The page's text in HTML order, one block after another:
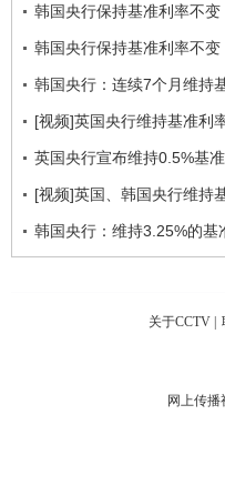
韩国央行保持基准利率不变
韩国央行保持基准利率不变
韩国央行：连续7个月维持
[视频]英国央行维持基准利
英国央行宣布维持0.5%基
[视频]英国、韩国央行维持
韩国央行：维持3.25%的基
关于CCTV |
网上传播